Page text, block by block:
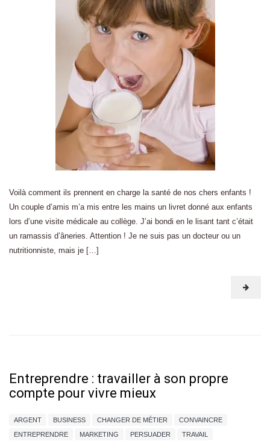
Voilà comment ils prennent en charge la santé de nos chers enfants !
Un couple d’amis m’a mis entre les mains un livret donné aux enfants
lors d’une visite médicale au collège. J’ai bondi en le lisant tant c’était
un ramassis d’âneries. Attention ! Je ne suis pas un docteur ou un
nutritionniste, mais je […]
Entreprendre : travailler à son propre
compte pour vivre mieux
ARGENT BUSINESS CHANGER DE MÉTIER
CONVAINCRE
ENTREPRENDRE
MARKETING PERSUADER TRAVAIL